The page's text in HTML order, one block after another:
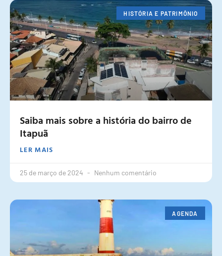
HISTÓRIA E PATRIMÔNIO
Saiba mais sobre a história do bairro de
Itapuã
LER MAIS
25 de março de 2024 Nenhum comentário
AGENDA